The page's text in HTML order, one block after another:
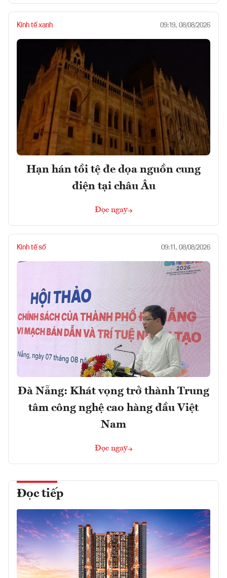
Kinh tế xanh 09:19, 08/08/2026
Hạn hán tồi tệ đe dọa nguồn cung
điện tại châu Âu
Đọc ngay
Kinh tế số 09:11, 08/08/2026
Đà Nẵng: Khát vọng trở thành Trung
tâm công nghệ cao hàng đầu Việt
Nam
Đọc ngay
Đọc tiếp